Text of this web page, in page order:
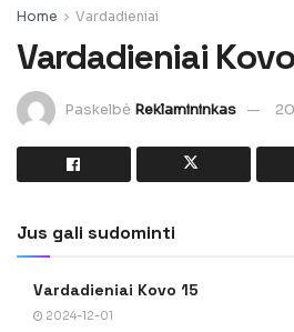
Home Vardadieniai
Vardadieniai
Paskelbė Reklamininkas
Jus gali sudominti
Vardadieniai Kovo 15
2024-12-01